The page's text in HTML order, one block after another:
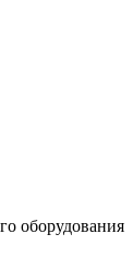
оборудования